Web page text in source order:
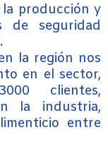
la producción y
de seguridad
la región nos
en el sector,
clientes,
la industria,
entre